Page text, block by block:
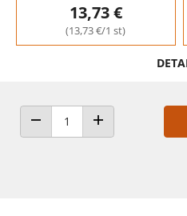
13,73 €
(13,73 €/1 st)
ANZAHL VERRINGERNANZAHL ERHÖHEN